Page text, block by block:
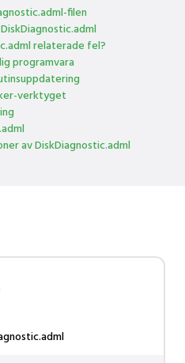
filen
relaterade fel?
programvara
verktyget
av DiskDiagnostic.adml